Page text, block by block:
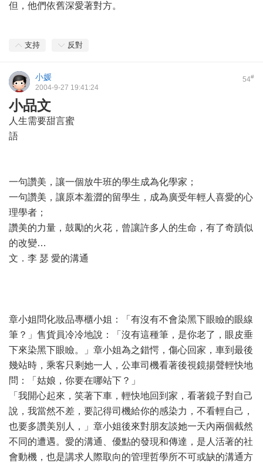
但，他們依舊深愛著對方。
支持 反對
54#
小媛
2004-9-27 19:41:24
小品文
人生需要甜言蜜
語
一句讚美，讓一個放牛班的學生成為化學家；
一句讚美，讓原本羞澀的留學生，成為廣受年輕人喜愛的心
理學者；
讚美的力量，鼓勵的火花，曾讓許多人的生命，有了奇蹟似
的改變…
文．李 瑟 愛的溝通
章小姐問化妝品專櫃小姐：「有沒有不會染黑下眼瞼的眼線
筆？」售貨員冷冷地說：「沒有這種筆，是你老了，眼皮垂
下來染黑下眼瞼。」章小姐為之錯愕，傷心回家，車到最後
幾站時，乘客只剩她一人，公車司機看著後視鏡揚聲輕快地
問：「姑娘，你要在哪站下？」
「我開心起來，笑著下車，輕快地回到家，看著鏡子對自己
說，我當然不差，要記得司機給你的感染力，不看輕自己，
也要多讚美別人，」章小姐後來對朋友談她一天內兩個截然
不同的遭遇。愛的溝通、優點的發現和傳達，是人活著的社
會動機，也是講求人際取向的管理哲學所不可或缺的溝通方